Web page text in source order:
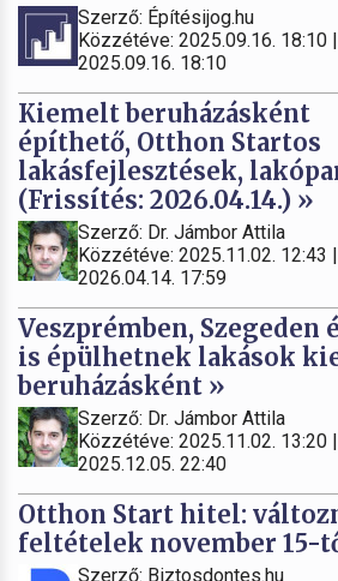
Szerző: Építésijog.hu
Közzétéve: 2025.09.16.
2025.09.16. 18:10
Kiemelt beruházásként
építhető, Otthon Startos
lakásfejlesztések,
(Frissítés: 2026.04.14.) »
Szerző: Dr. Jámbor Attila
Közzétéve: 2025.11.02.
2026.04.14. 17:59
Veszprémben, Szegeden
is épülhetnek lakások
beruházásként »
Szerző: Dr. Jámbor Attila
Közzétéve: 2025.11.02.
2025.12.05. 22:40
Otthon Start hitel:
feltételek november 15-
Szerző: Biztosdontes.hu